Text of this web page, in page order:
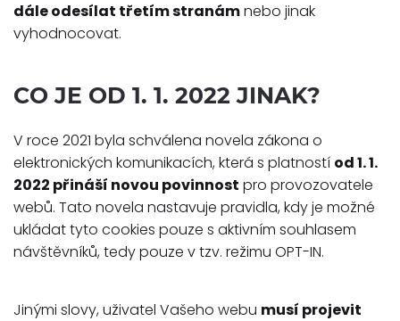
dále odesílat třetím stranámnebo jinak
vyhodnocovat.
CO JE OD 1. 1. 2022 JINAK?
V roce 2021 byla schválena novela zákona o
elektronických komunikacích, která s platností od 1. 1.
2022 přináší novou povinnost pro provozovatele
webů. Tato novela nastavuje pravidla, kdy je možné
ukládat tyto cookies pouze s aktivním souhlasem
návštěvníků, tedy pouze v tzv. režimu OPT-IN.
Jinými slovy, uživatel Vašeho webu musí projevit